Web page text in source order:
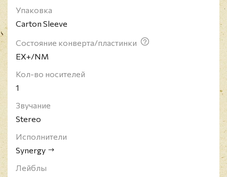
Упаковка
Carton Sleeve
Состояние конверта/пластинки
EX+/NM
Кол-во носителей
1
Звучание
Stereo
Исполнители
Synergy
Лейблы